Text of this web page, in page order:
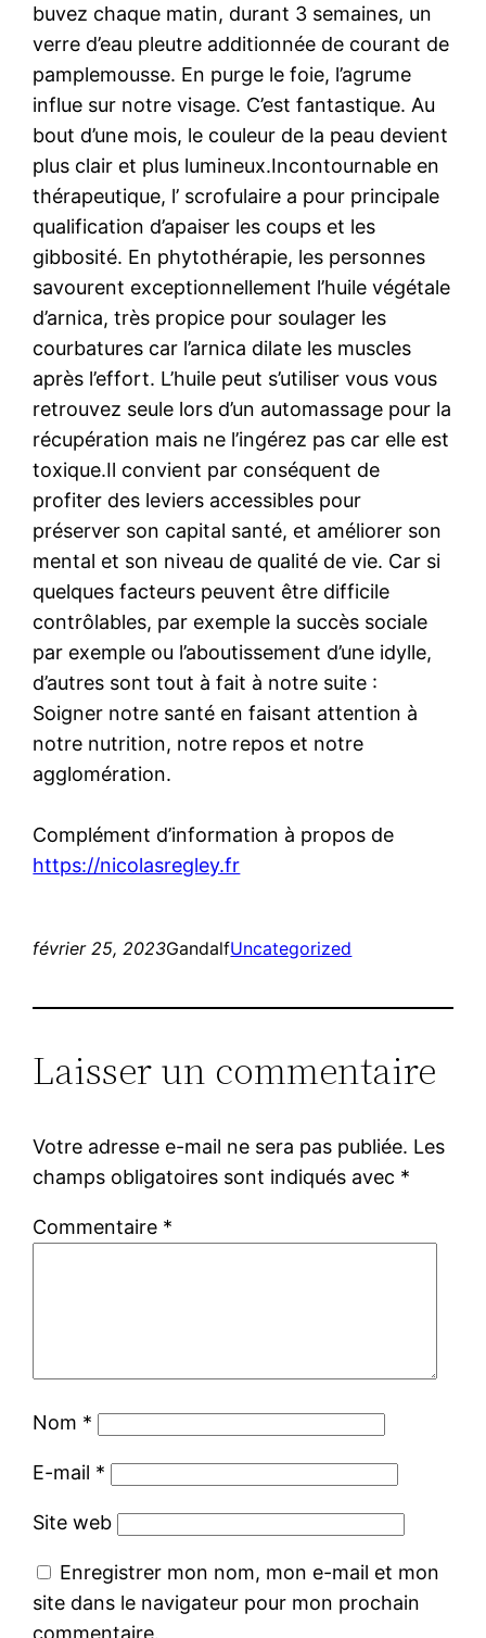
buvez chaque matin, durant 3 semaines, un
verre d’eau pleutre additionnée de courant de
pamplemousse. En purge le foie, l’agrume
influe sur notre visage. C’est fantastique. Au
bout d’une mois, le couleur de la peau devient
plus clair et plus lumineux.Incontournable en
thérapeutique, l’ scrofulaire a pour principale
qualification d’apaiser les coups et les
gibbosité. En phytothérapie, les personnes
savourent exceptionnellement l’huile végétale
d’arnica, très propice pour soulager les
courbatures car l’arnica dilate les muscles
après l’effort. L’huile peut s’utiliser vous vous
retrouvez seule lors d’un automassage pour la
récupération mais ne l’ingérez pas car elle est
toxique.Il convient par conséquent de
profiter des leviers accessibles pour
préserver son capital santé, et améliorer son
mental et son niveau de qualité de vie. Car si
quelques facteurs peuvent être difficile
contrôlables, par exemple la succès sociale
par exemple ou l’aboutissement d’une idylle,
d’autres sont tout à fait à notre suite :
Soigner notre santé en faisant attention à
notre nutrition, notre repos et notre
agglomération.
Complément d’information à propos de
https://nicolasregley.fr
février 25, 2023GandalfUncategorized
Laisser un commentaire
Votre adresse e-mail ne sera pas publiée. Les
champs obligatoires sont indiqués avec *
Commentaire *
Nom *
E-mail *
Site web
Enregistrer mon nom, mon e-mail et mon
site dans le navigateur pour mon prochain
commentaire.